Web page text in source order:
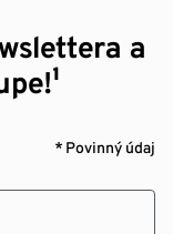
a
* Povinný údaj